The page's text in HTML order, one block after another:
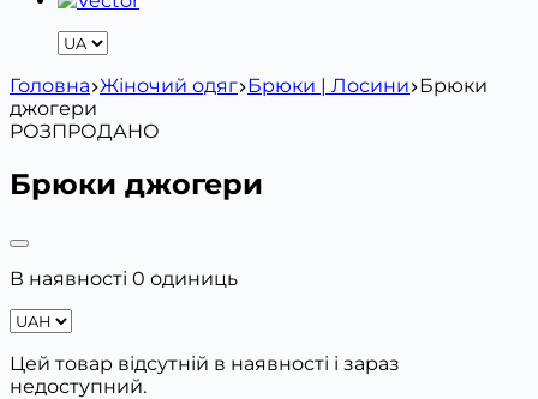
Головна Жіночий одяг Брюки | Лосини Брюки
джогери
РОЗПРОДАНО
Брюки джогери
В наявності 0 одиниць
Цей товар відсутній в наявності і зараз
недоступний.